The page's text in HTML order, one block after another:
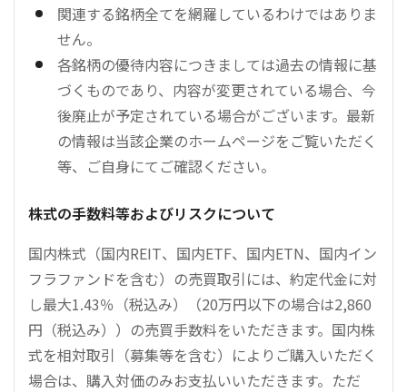
関連する銘柄全てを網羅しているわけではありま
せん。
各銘柄の優待内容につきましては過去の情報に基
づくものであり、内容が変更されている場合、今
後廃止が予定されている場合がございます。最新
の情報は当該企業のホームページをご覧いただく
等、ご自身にてご確認ください。
株式の手数料等およびリスクについて
国内株式（国内REIT、国内ETF、国内ETN、国内イン
フラファンドを含む）の売買取引には、約定代金に対
し最大1.43％（税込み）（20万円以下の場合は2,860
円（税込み））の売買手数料をいただきます。国内株
式を相対取引（募集等を含む）によりご購入いただく
場合は、購入対価のみお支払いいただきます。ただ